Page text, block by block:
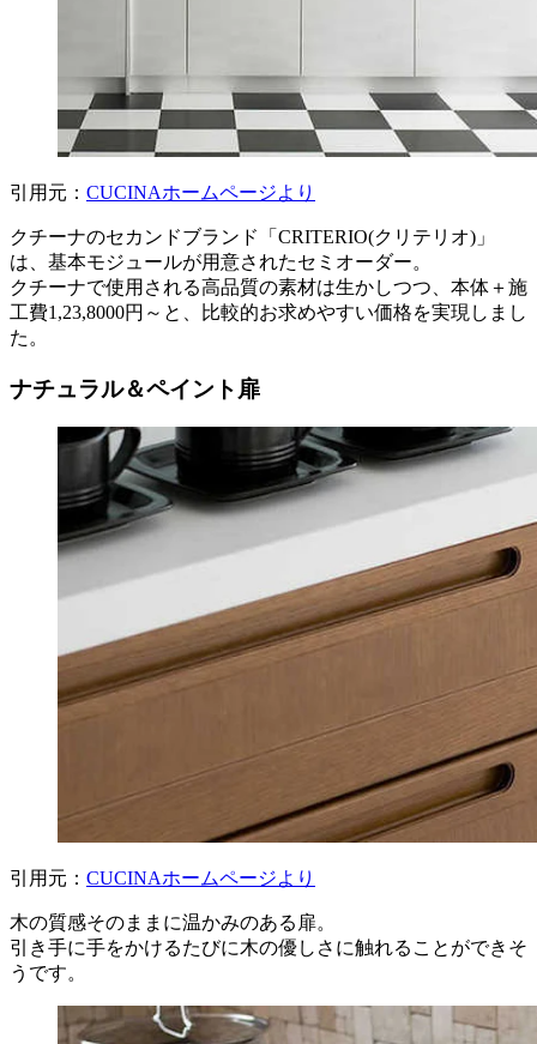
引用元： CUCINAホームページより
クチーナのセカンドブランド「CRITERIO(クリテリオ)」
は、基本モジュールが用意されたセミオーダー。
クチーナで使用される高品質の素材は生かしつつ、本体＋施
工費1,23,8000円～と、比較的お求めやすい価格を実現しまし
た。
ナチュラル＆ペイント扉
引用元： CUCINAホームページより
木の質感そのままに温かみのある扉。
引き手に手をかけるたびに木の優しさに触れることができそ
うです。